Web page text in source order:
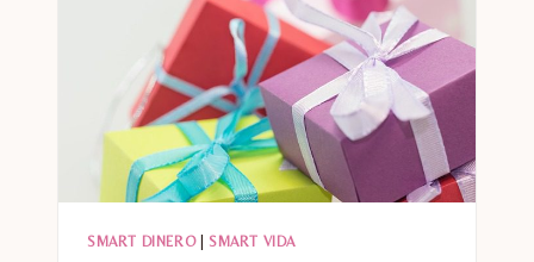
SMART DINERO| SMART VIDA